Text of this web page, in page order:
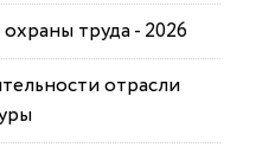
труда - 2026
отрасли